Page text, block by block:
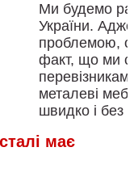
Ми будемо
України. Адже
проблемою,
факт, що ми
перевізниками
металеві
швидко і без
сталі має